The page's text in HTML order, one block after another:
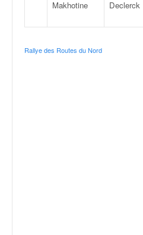
Makhotine
Declerck
Rallye des Routes du Nord